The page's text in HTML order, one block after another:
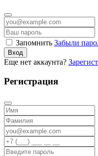
Запомнить Забыли
Вход
Еще нет аккаунта?
Регистрация